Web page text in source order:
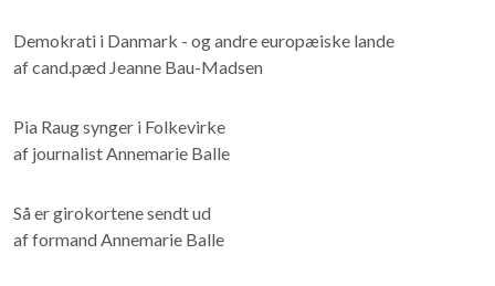
Demokrati i Danmark - og andre europæiske lande
af cand.pæd Jeanne Bau-Madsen
Pia Raug synger i Folkevirke
af journalist Annemarie Balle
Så er girokortene sendt ud
af formand Annemarie Balle